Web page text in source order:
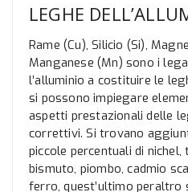
LEGHE
Rame (Cu), Silicio (Si),
Manganese (Mn) sono i
l’alluminio a costituire le
si possono impiegare
aspetti prestazionali delle
correttivi. Si trovano
piccole percentuali di
bismuto, piombo, cadmio
ferro, quest’ultimo peraltro